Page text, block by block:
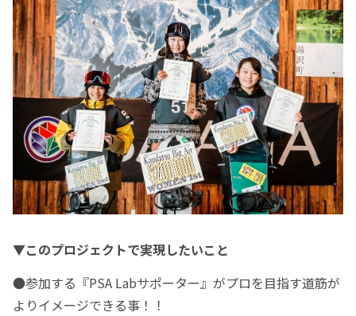
▼このプロジェクトで実現したいこと
●参加する『PSA Labサポーター』がプロを目指す道筋が
よりイメージできる事！！